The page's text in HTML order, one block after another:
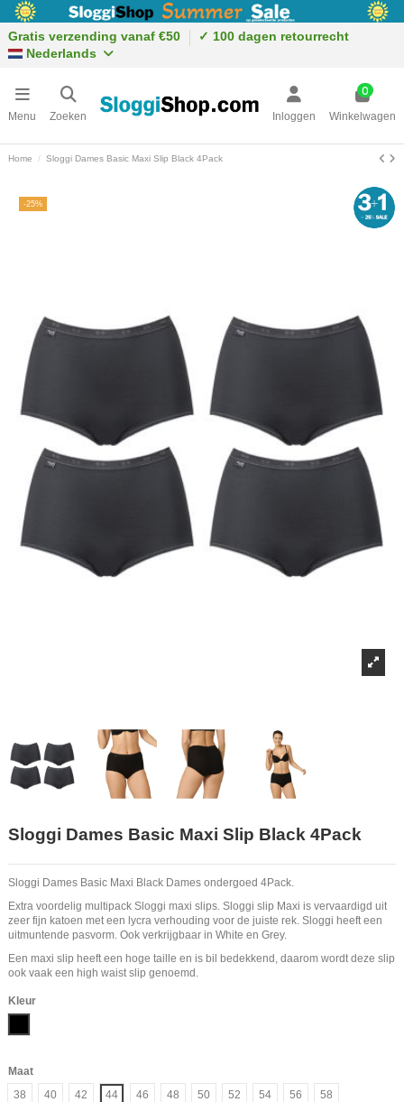
Gratis verzending vanaf €50
✓ 100 dagen retourrecht
Nederlands
Menu Zoeken Inloggen
0
Winkelwagen
Home Sloggi Dames Basic Maxi Slip Black 4Pack
-25%
Sloggi Dames Basic Maxi Slip Black 4Pack
Sloggi Dames Basic Maxi Black Dames ondergoed 4Pack.
Extra voordelig multipack Sloggi maxi slips. Sloggi slip Maxi is vervaardigd uit
zeer fijn katoen met een lycra verhouding voor de juiste rek. Sloggi heeft een
uitmuntende pasvorm. Ook verkrijgbaar in White en Grey.
Een maxi slip heeft een hoge taille en is bil bedekkend, daarom wordt deze slip
ook vaak een high waist slip genoemd.
Kleur
Maat
38
40 42 44 46 48 50 52 54 56 58